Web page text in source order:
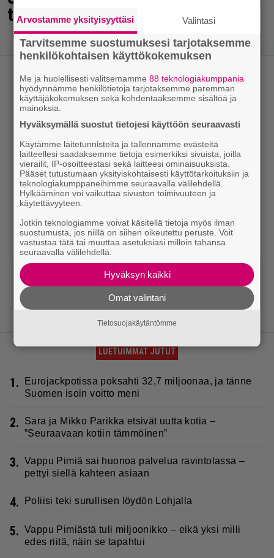
tapahtui
LUETUIMMAT JUTUT
1.
Eurojackpotissa poksahti 32,7 miljoonaa, ja tänne
Suomen isoin voitto meni
2.
Sara ja Mikko Parikka etsivät uutta kotia –
”Seuraavaan kotiin tämmöinen”
3. Vappu Pimiä sai huonoa palvelua ravintolassa –
pettyi siellä kahteen asiaan
4. Poliisi teki surullisen löydön Lohjalla
5. Vappu Pimiästä tuli miljoonikko – eikä yksi milli
edes riitä, näin se tapahtui
Arvostamme yksityisyyttäsi Valintasi
Tarvitsemme suostumuksesi tarjotaksemme
henkilökohtaisen käyttökokemuksen
Me ja huolellisesti valitsemamme88 teknologiakumppania
hyödynnämme henkilötietoja tarjotaksemme paremman
käyttäjäkokemuksen sekä kohdentaaksemme sisältöä ja
mainoksia.
Hyväksymällä suostut tietojesi käyttöön seuraavasti
Käytämme laitetunnisteita ja tallennamme evästeitä
laitteellesi saadaksemme tietoja esimerkiksi sivuista, joilla
vierailit, IP-osoitteestasi sekä laitteesi ominaisuuksista.
Pääset tutustumaan yksityiskohtaisesti käyttötarkoituksiin ja
teknologiakumppaneihimme seuraavalla välilehdellä.
Hylkääminen voi vaikuttaa sivuston toimivuuteen ja
käytettävyyteen.
Jotkin teknologiamme voivat käsitellä tietoja myös ilman
suostumusta, jos niillä on siihen oikeutettu peruste. Voit
vastustaa tätä tai muuttaa asetuksiasi milloin tahansa
seuraavalla välilehdellä.
Hyväksyn kaikki
Omat valintani
Tietosuojakäytäntömme